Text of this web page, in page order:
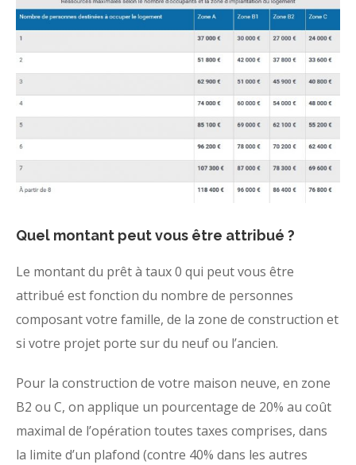
Quel montant peut vous être attribué ?
Le montant du prêt à taux 0 qui peut vous être
attribué est fonction du nombre de personnes
composant votre famille, de la zone de construction et
si votre projet porte sur du neuf ou l’ancien.
Pour la construction de votre maison neuve, en zone
B2 ou C, on applique un pourcentage de 20% au coût
maximal de l’opération toutes taxes comprises, dans
la limite d’un plafond (contre 40% dans les autres